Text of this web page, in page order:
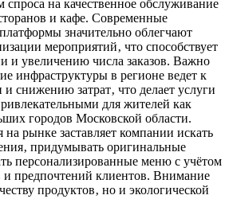
спроса на качественное обслуживание
и кафе. Современные
значительно облегчают
мероприятий‚ что способствует
и увеличению числа заказов. Важно
инфраструктуры в регионе ведет к
снижению затрат‚ что делает услуги
для жителей как
городов Московской области.
рынке заставляет компании искать
придумывать оригинальные
персонализированные меню с учётом
и предпочтений клиентов. Внимание
продуктов‚ но и экологической